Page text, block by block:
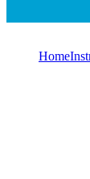
Home